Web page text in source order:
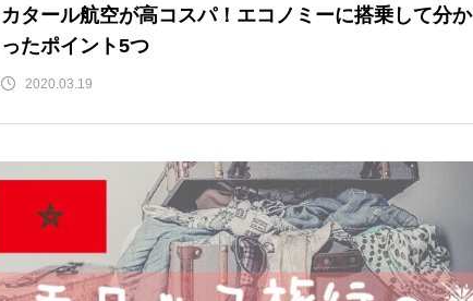
カタール航空が高コスパ！エコノミーに搭乗して分か
ったポイント5つ
2020.03.19